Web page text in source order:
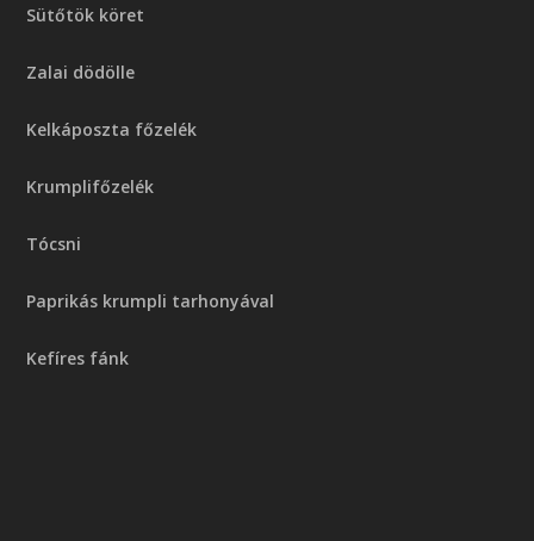
Sütőtök köret
Zalai dödölle
Kelkáposzta főzelék
Krumplifőzelék
Tócsni
Paprikás krumpli tarhonyával
Kefíres fánk